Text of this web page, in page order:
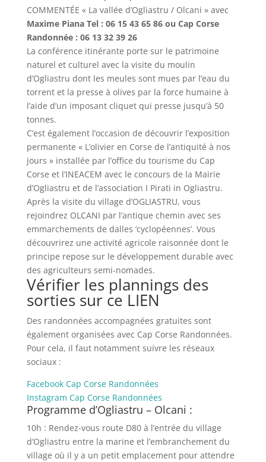
COMMENTÉE « La vallée d’Ogliastru / Olcani » avec
Maxime Piana Tel : 06 15 43 65 86 ou Cap Corse
Randonnée : 06 13 32 39 26
La conférence itinérante porte sur le patrimoine
naturel et culturel avec la visite du moulin
d’Ogliastru dont les meules sont mues par l’eau du
torrent et la presse à olives par la force humaine à
l’aide d’un imposant cliquet qui presse jusqu’à 50
tonnes.
C’est également l’occasion de découvrir l’exposition
permanente « L’olivier en Corse de l’antiquité à nos
jours » installée par l’office du tourisme du Cap
Corse et l’INEACEM avec le concours de la Mairie
d’Ogliastru et de l’association I Pirati in Ogliastru.
Après la visite du village d’OGLIASTRU, vous
rejoindrez OLCANI par l’antique chemin avec ses
emmarchements de dalles ‘cyclopéennes’. Vous
découvrirez une activité agricole raisonnée dont le
principe repose sur le développement durable avec
des agriculteurs semi-nomades.
Vérifier les plannings des
sorties sur ce LIEN
Des randonnées accompagnées gratuites sont
également organisées avec Cap Corse Randonnées.
Pour cela, il faut notamment suivre les réseaux
sociaux :
Facebook Cap Corse Randonnées
Instagram Cap Corse Randonnées
Programme d’Ogliastru – Olcani :
10h : Rendez-vous route D80 à l’entrée du village
d’Ogliastru entre la marine et l’embranchement du
village où il y a un petit emplacement pour attendre